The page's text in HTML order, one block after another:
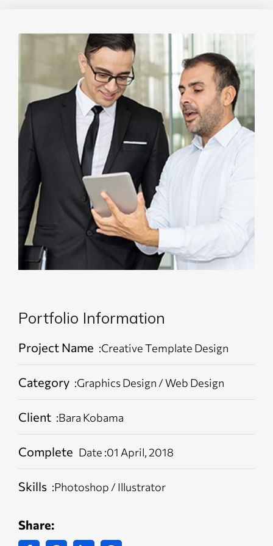
Portfolio Information
Project Name :Creative Template Design
Category :Graphics Design / Web Design
Client :Bara Kobama
Complete Date :01 April, 2018
Skills :Photoshop / Illustrator
Share: